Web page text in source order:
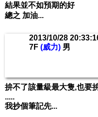
結果並不如預期的好
總之 加油...
2013/10/28
7F (威力) 男
拚不了該量級最大隻,也要
.....
我抄個筆記先...